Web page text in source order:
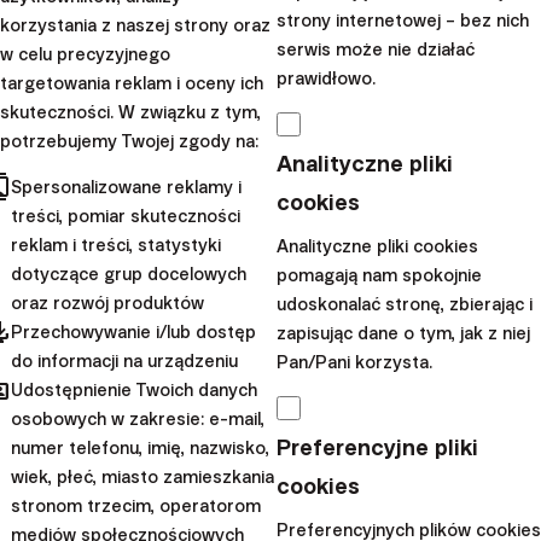
Odtwórz wideo
Mamy nadzieję, że już wkrótce spotkamy się osobiście.
Zgłoś się
Uwaga:Niniejszy artykuł ma charakter
marketingowy i dotyczy produktów spółki Finax,
korzystania z naszej strony oraz
w celu precyzyjnego
targetowania reklam i oceny ich
skuteczności. W związku z tym,
potrzebujemy Twojej zgody na:
Spersonalizowane reklamy i
treści, pomiar skuteczności
reklam i treści, statystyki
dotyczące grup docelowych
oraz rozwój produktów
Przechowywanie i/lub dostęp
do informacji na urządzeniu
Udostępnienie Twoich danych
osobowych w zakresie: e-mail,
numer telefonu, imię, nazwisko,
wiek, płeć, miasto zamieszkania
stronom trzecim, operatorom
mediów społecznościowych
strony internetowej – bez nich
serwis może nie działać
prawidłowo.
Analityczne pliki
cookies
Analityczne pliki cookies
pomagają nam spokojnie
udoskonalać stronę, zbierając i
zapisując dane o tym, jak z niej
Pan/Pani korzysta.
Preferencyjne pliki
cookies
Preferencyjnych plików cookies